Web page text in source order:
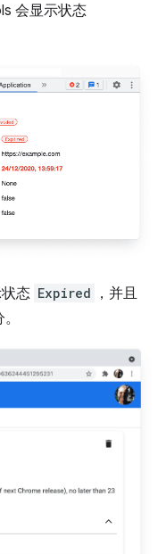
会显示状态
态 Expired
，并且